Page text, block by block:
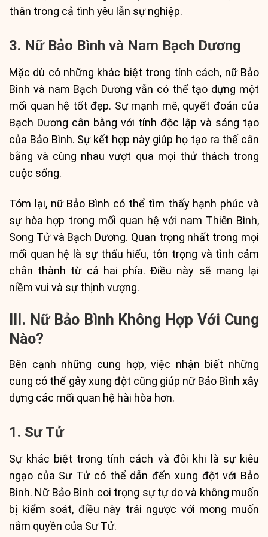
thân trong cả tình yêu lẫn sự nghiệp.
3. Nữ Bảo Bình và Nam Bạch Dương
Mặc dù có những khác biệt trong tính cách, nữ Bảo
Bình và nam Bạch Dương vẫn có thể tạo dựng một
mối quan hệ tốt đẹp. Sự mạnh mẽ, quyết đoán của
Bạch Dương cân bằng với tính độc lập và sáng tạo
của Bảo Bình. Sự kết hợp này giúp họ tạo ra thế cân
bằng và cùng nhau vượt qua mọi thử thách trong
cuộc sống.
Tóm lại, nữ Bảo Bình có thể tìm thấy hạnh phúc và
sự hòa hợp trong mối quan hệ với nam Thiên Bình,
Song Tử và Bạch Dương. Quan trọng nhất trong mọi
mối quan hệ là sự thấu hiểu, tôn trọng và tình cảm
chân thành từ cả hai phía. Điều này sẽ mang lại
niềm vui và sự thịnh vượng.
III. Nữ Bảo Bình Không Hợp Với Cung
Nào?
Bên cạnh những cung hợp, việc nhận biết những
cung có thể gây xung đột cũng giúp nữ Bảo Bình xây
dựng các mối quan hệ hài hòa hơn.
1. Sư Tử
Sự khác biệt trong tính cách và đôi khi là sự kiêu
ngạo của Sư Tử có thể dẫn đến xung đột với Bảo
Bình. Nữ Bảo Bình coi trọng sự tự do và không muốn
bị kiểm soát, điều này trái ngược với mong muốn
nắm quyền của Sư Tử.